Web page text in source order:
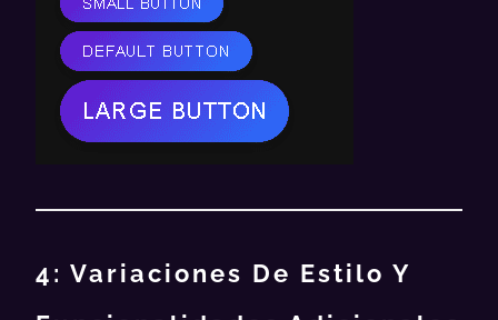
4: Variaciones De Estilo Y